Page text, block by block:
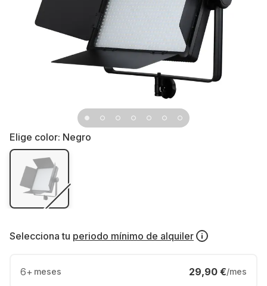
Elige color: Negro
Selecciona tu periodo mínimo de alquiler
6+ meses 29,90 €/mes